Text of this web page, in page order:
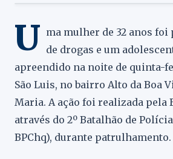
U ma mulher de 32 anos
de drogas e um
apreendido na noite de quinta-
São Luis, no bairro Alto da Boa
Maria. A ação foi realizada pela
através do 2º Batalhão de
BPChq), durante patrulhamento.